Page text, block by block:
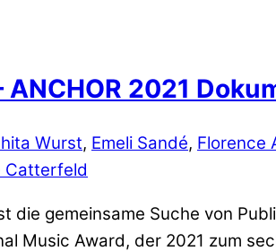
2021
Wurst, Emeli Sandé, Florence
Catterfeld
die gemeinsame Suche von
Music Award, der 2021 zum